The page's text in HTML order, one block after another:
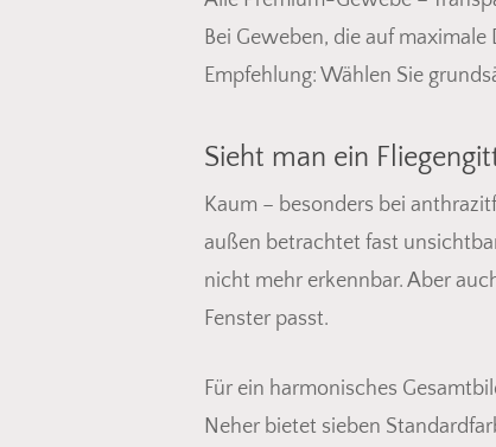
Bei Geweben, die auf
Empfehlung: Wählen Sie
Sieht man ein
Kaum – besonders bei
außen betrachtet fast
nicht mehr erkennbar. Aber
Fenster passt.
Für ein harmonisches
Neher bietet sieben